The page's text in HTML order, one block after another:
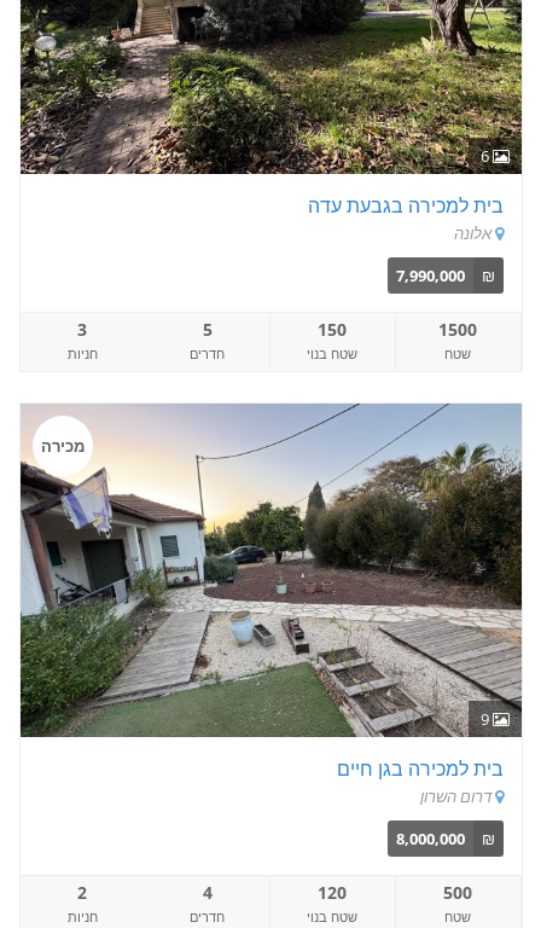
6
בית למכירה בגבעת עדה
אלונה
₪
7,990,000
1500
שטח
150
שטח בנוי
5
חדרים
3
חניות
9
מכירה
בית למכירה בגן חיים
דרום השרון
₪
8,000,000
500
שטח
120
שטח בנוי
4
חדרים
2
חניות